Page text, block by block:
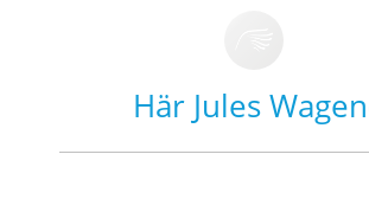
Här Jules